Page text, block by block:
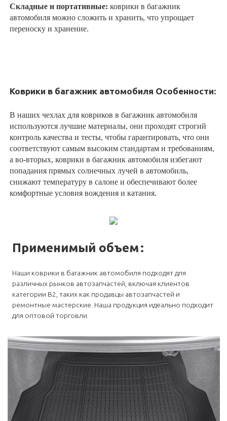
Складные и портативные: коврики в багажник
автомобиля можно сложить и хранить, что упрощает
переноску и хранение.
Коврики в багажник автомобиля Особенности:
В наших чехлах для ковриков в багажник автомобиля
используются лучшие материалы, они проходят строгий
контроль качества и тесты, чтобы гарантировать, что они
соответствуют самым высоким стандартам и требованиям,
а во-вторых, коврики в багажник автомобиля избегают
попадания прямых солнечных лучей в автомобиль,
снижают температуру в салоне и обеспечивают более
комфортные условия вождения и катания.
Применимый объем:
Наши коврики в багажник автомобиля подходят для
различных рынков автозапчастей, включая клиентов
категории B2, таких как продавцы автозапчастей и
ремонтные мастерские. Наша продукция идеально подходит
для оптовой торговли.